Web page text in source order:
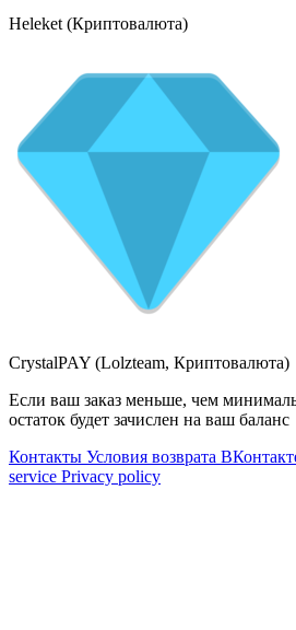
Heleket (Криптовалюта)
CrystalPAY (Lolzteam, Криптовалюта)
Если ваш заказ меньше, чем
остаток будет зачислен на ваш баланс
Контакты Условия возврата
service Privacy policy